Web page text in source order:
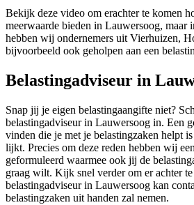
Bekijk deze video om erachter te komen
meerwaarde bieden in Lauwersoog, maar
hebben wij ondernemers uit Vierhuizen,
bijvoorbeeld ook geholpen aan een
Belastingadviseur in
Snap jij je eigen belastingaangifte niet?
belastingadviseur in Lauwersoog in. Een
vinden die je met je belastingzaken helpt
lijkt. Precies om deze reden hebben wij
geformuleerd waarmee ook jij de
graag wilt. Kijk snel verder om er achter
belastingadviseur in Lauwersoog kan
belastingzaken uit handen zal nemen.